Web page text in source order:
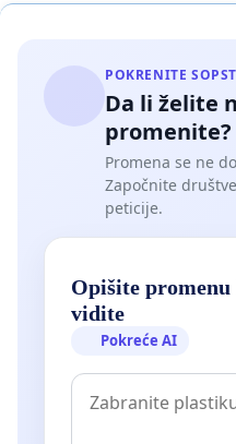
POKRENITE
Da li želite
promenite?
Promena se ne
Započnite
peticije.
Opišite
vidite
Pokreće AI